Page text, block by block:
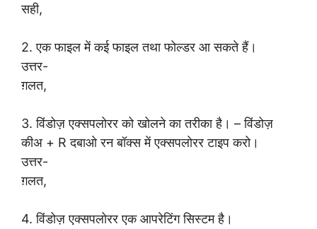
सही,
2. एक फाइल में कई फाइल तथा फोल्डर आ सकते हैं।
उत्तर-
ग़लत,
3. विंडोज़ एक्सपलोरर को खोलने का तरीका है। – विंडोज़
कीअ + R दबाओ रन बॉक्स में एक्सपलोरर टाइप करो।
उत्तर-
ग़लत,
4. विंडोज़ एक्सपलोरर एक आपरेटिंग सिस्टम है।